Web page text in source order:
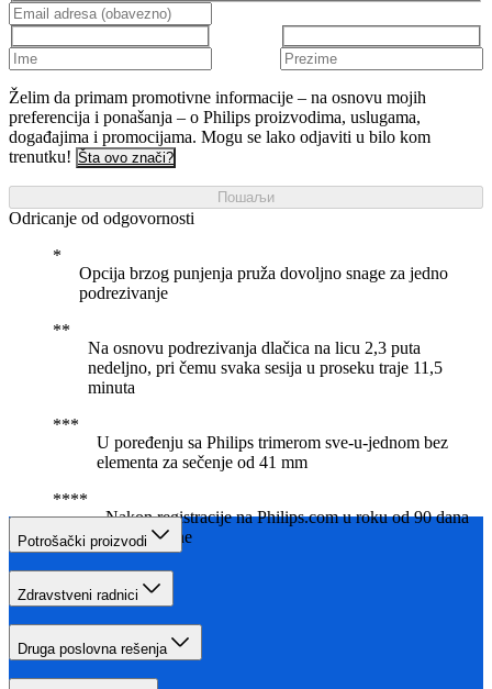
Želim da primam promotivne informacije – na osnovu mojih
preferencija i ponašanja – o Philips proizvodima, uslugama,
događajima i promocijama. Mogu se lako odjaviti u bilo kom
trenutku! Šta ovo znači?
Пошаљи
Odricanje od odgovornosti
Opcija brzog punjenja pruža dovoljno snage za jedno
podrezivanje
Na osnovu podrezivanja dlačica na licu 2,3 puta
nedeljno, pri čemu svaka sesija u proseku traje 11,5
minuta
U poređenju sa Philips trimerom sve-u-jednom bez
elementa za sečenje od 41 mm
Nakon registracije na Philips.com u roku od 90 dana
od kupovine
Potrošački proizvodi
Zdravstveni radnici
Druga poslovna rešenja